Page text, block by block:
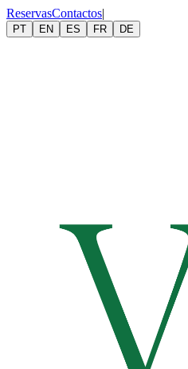
ReservasContactos|
PT EN ES FR DE